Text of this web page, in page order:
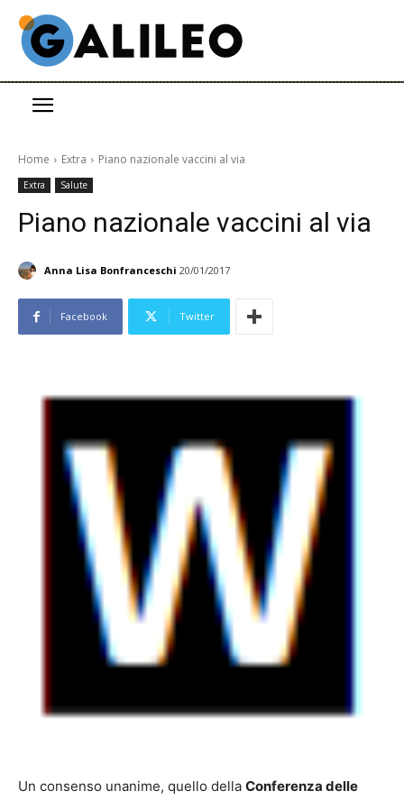
Home Extra Piano nazionale vaccini al via
Extra Salute
Piano nazionale vaccini al via
Anna Lisa Bonfranceschi 20/01/2017
Facebook Twitter
Un consenso unanime, quello della Conferenza delle